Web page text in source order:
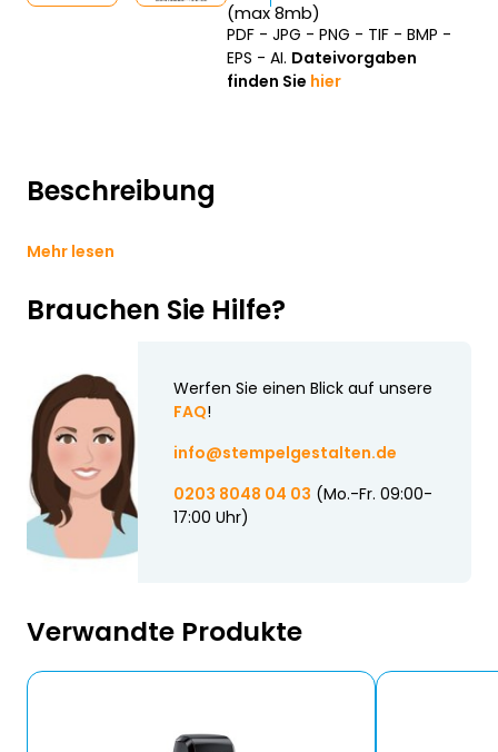
Beschreibung
Mehr lesen
Brauchen Sie Hilfe?
Werfen Sie einen Blick auf unsere
FAQ!
info@stempelgestalten.de
0203 8048 04 03 (Mo.-Fr. 09:00-
17:00 Uhr)
(max 8mb)
PDF - JPG - PNG - TIF - BMP -
EPS - AI. Dateivorgaben
finden Sie hier
Verwandte Produkte